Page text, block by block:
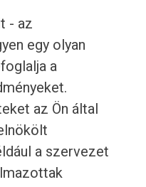
- az
egy olyan
a
az Ön által
a szervezet